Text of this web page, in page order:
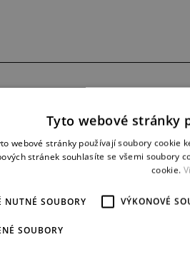
Tyto webové stránky
webové stránky používají soubory cookie
stránek souhlasíte se všemi soubory
cookie.
NUTNÉ SOUBORY VÝKONOVÉ
SOUBORY